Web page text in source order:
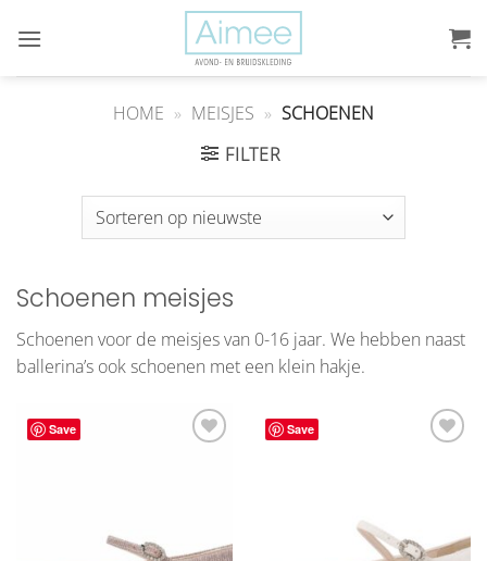
naar
HOME » MEISJES » SCHOENEN
FILTER
Schoenen meisjes
Schoenen voor de meisjes van 0-16 jaar. We hebben naast
ballerina’s ook schoenen met een klein hakje.
Save
Save